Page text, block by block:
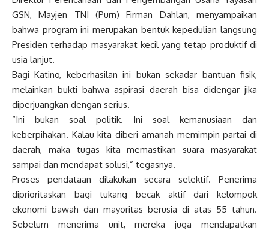
GSN, Mayjen TNI (Purn) Firman Dahlan, menyampaikan
bahwa program ini merupakan bentuk kepedulian langsung
Presiden terhadap masyarakat kecil yang tetap produktif di
usia lanjut.
Bagi Katino, keberhasilan ini bukan sekadar bantuan fisik,
melainkan bukti bahwa aspirasi daerah bisa didengar jika
diperjuangkan dengan serius.
“Ini bukan soal politik. Ini soal kemanusiaan dan
keberpihakan. Kalau kita diberi amanah memimpin partai di
daerah, maka tugas kita memastikan suara masyarakat
sampai dan mendapat solusi,” tegasnya.
Proses pendataan dilakukan secara selektif. Penerima
diprioritaskan bagi tukang becak aktif dari kelompok
ekonomi bawah dan mayoritas berusia di atas 55 tahun.
Sebelum menerima unit, mereka juga mendapatkan